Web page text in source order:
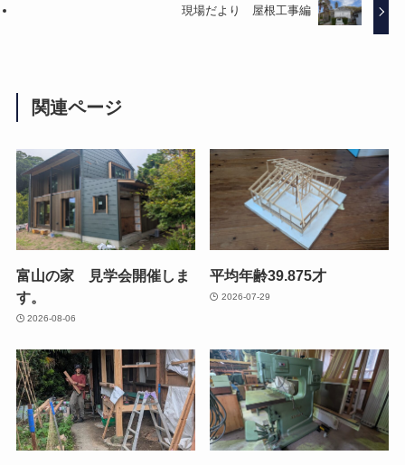
現場だより 屋根工事編
関連ページ
富山の家 見学会開催しま
す。
2026-08-06
平均年齢39.875才
2026-07-29